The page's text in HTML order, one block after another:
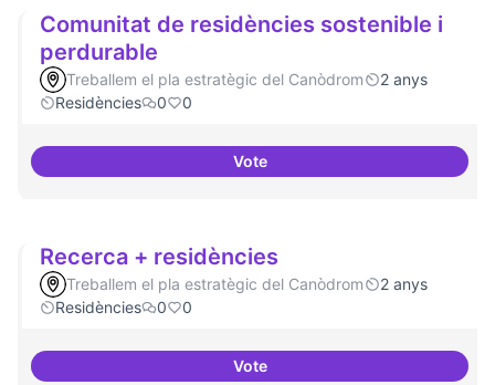
Comunitat de residències sostenible i
perdurable
Treballem el pla estratègic del Canòdrom
2 anys
Residències
0 0
Vote Comunitat
Recerca + residències
Treballem el pla estratègic del Canòdrom
2 anys
Residències
0 0
VoteRecerca + residències